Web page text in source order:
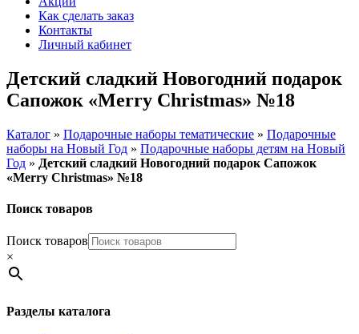
Как сделать заказ
Контакты
Личный кабинет
Детский сладкий Новогодний подарок
Сапожок «Merry Christmas» №18
Каталог » Подарочные наборы тематические » Подарочные
наборы на Новый Год » Подарочные наборы детям на Новый
Год » Детский сладкий Новогодний подарок Сапожок
«Merry Christmas» №18
Поиск товаров
Поиск товаров
×
Разделы каталога